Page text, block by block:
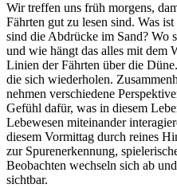
Wir treffen uns früh morgens,
Fährten gut zu lesen sind. Was
sind die Abdrücke im Sand? Wo
und wie hängt das alles mit dem
Linien der Fährten über die
die sich wiederholen.
nehmen verschiedene
Gefühl dafür, was in diesem
Lebewesen miteinander
diesem Vormittag durch reines
zur Spurenerkennung,
Beobachten wechseln sich ab
sichtbar.